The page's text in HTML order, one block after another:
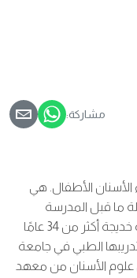
مشاركة:
الأسنان الأطفال. هي
ما قبل المدرسة
والأطفال ذوي الاحتياجات الخاصة. للدكتورة خديجة أكثر من 34 عامًا
الطبي في جامعة
علوم الأسنان من معهد